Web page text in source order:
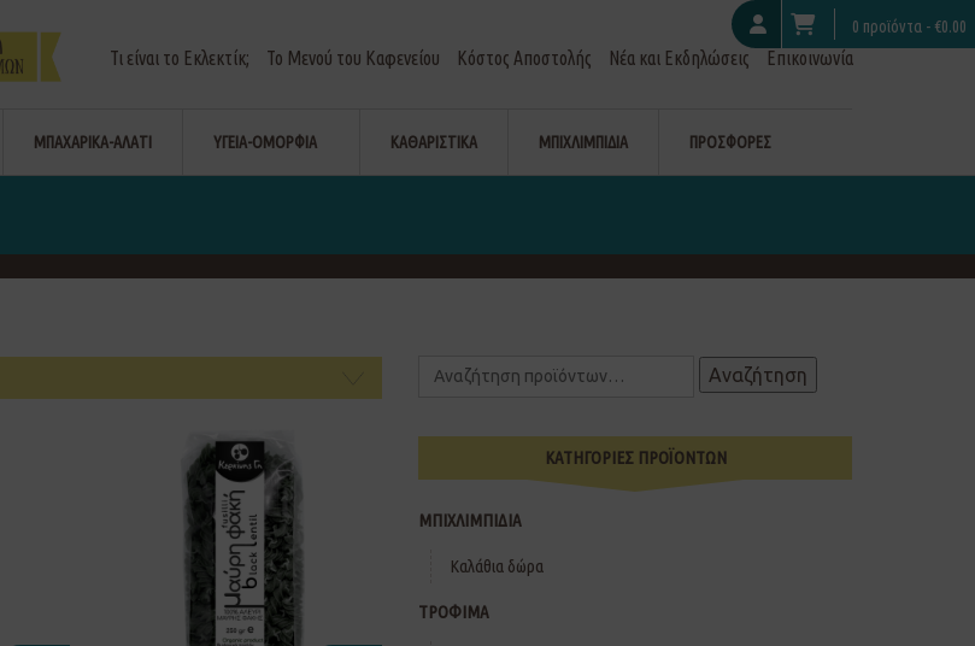
0 προϊόντα - €0.00
Τι είναι το Εκλεκτίκ; Το Μενού του Καφενείου Κόστος Αποστολής Νέα και Εκδηλώσεις Επικοινωνία
ΜΠΑΧΑΡΙΚΑ-ΑΛΑΤΙ ΥΓΕΙΑ-ΟΜΟΡΦΙΑ ΚΑΘΑΡΙΣΤΙΚΑ ΜΠΙΧΛΙΜΠΙΔΙΑ ΠΡΟΣΦΟΡΕΣ
Αναζήτηση
ΚΑΤΗΓΟΡΙΕΣ ΠΡΟΪΟΝΤΩΝ
ΜΠΙΧΛΙΜΠΙΔΙΑ
Καλάθια δώρα
ΤΡΟΦΙΜΑ